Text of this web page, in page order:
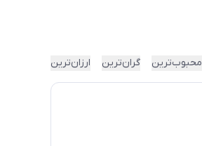
محبوب‌ترین گران‌ترین ارزان‌ترین